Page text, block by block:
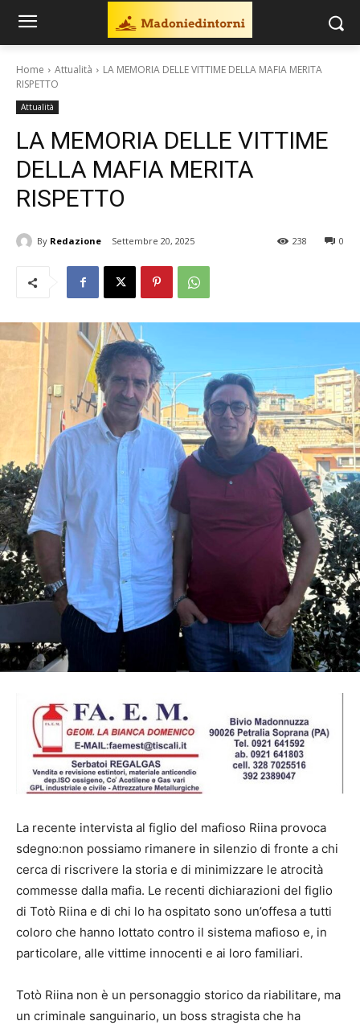
Home Attualità
LA MEMORIA DELLE VITTIME DELLA MAFIA MERITA
RISPETTO
Attualità
LA MEMORIA DELLE VITTIME
DELLA MAFIA MERITA
RISPETTO
By Redazione Settembre 20, 2025 0
238
La recente intervista al figlio del mafioso Riina provoca
sdegno:non possiamo rimanere in silenzio di fronte a chi
cerca di riscrivere la storia e di minimizzare le atrocità
commesse dalla mafia. Le recenti dichiarazioni del figlio
di Totò Riina e di chi lo ha ospitato sono un’offesa a tutti
coloro che hanno lottato contro il sistema mafioso e, in
particolare, alle vittime innocenti e ai loro familiari.
Totò Riina non è un personaggio storico da riabilitare, ma
un criminale sanguinario, un boss stragista che ha